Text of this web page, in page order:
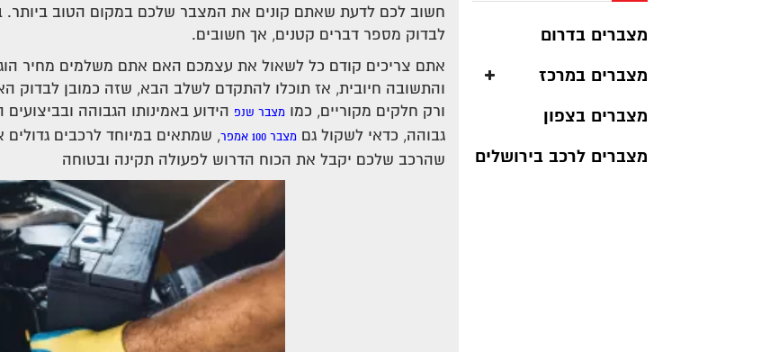
מצברים בדרום
מצברים במרכז
מצברים בצפון
מצברים לרכב בירושלים
חשוב לכם לדעת שאתם קונים את המצבר שלכם במקום הטוב ביותר.
לבדוק מספר דברים קטנים, אך חשובים.
אתם צריכים קודם כל לשאול את עצמכם האם אתם משלמים מחיר
והתשובה חיובית, אז תוכלו להתקדם לשלב הבא, שזה כמובן
ורק חלקים מקוריים, כמו מצבר שנפ הידוע באמינותו הגבוהה
גבוהה, כדאי לשקול גם מצבר 100 אמפר
, שמתאים במיוחד לרכבים
שהרכב שלכם יקבל את הכוח הדרוש לפעולה תקינה ובטוחה